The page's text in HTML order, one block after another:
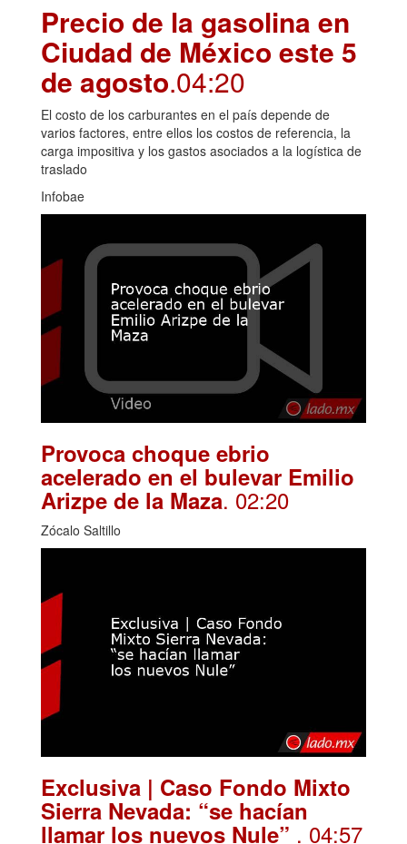
Precio de la gasolina en
Ciudad de México este 5
de agosto.04:20
El costo de los carburantes en el país depende de
varios factores, entre ellos los costos de referencia, la
carga impositiva y los gastos asociados a la logística de
traslado
Infobae
Provoca choque ebrio
acelerado en el bulevar Emilio
Arizpe de la Maza. 02:20
Zócalo Saltillo
Exclusiva | Caso Fondo Mixto
Sierra Nevada: “se hacían
llamar los nuevos Nule” . 04:57